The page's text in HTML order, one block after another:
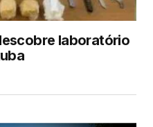
laboratório